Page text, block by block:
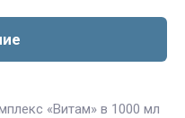
«Витам» в 1000 мл